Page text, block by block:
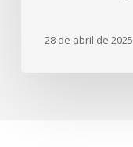
28 de abril de 2025